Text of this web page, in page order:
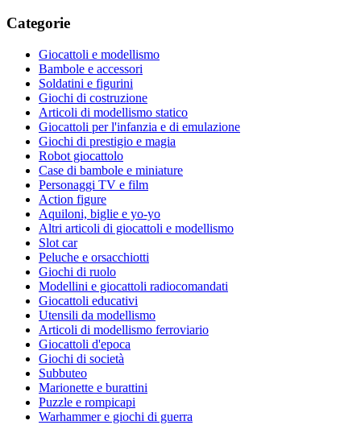
Categorie
Giocattoli e modellismo
Bambole e accessori
Soldatini e figurini
Giochi di costruzione
Articoli di modellismo statico
Giocattoli per l'infanzia e di emulazione
Giochi di prestigio e magia
Robot giocattolo
Case di bambole e miniature
Personaggi TV e film
Action figure
Aquiloni, biglie e yo-yo
Altri articoli di giocattoli e modellismo
Slot car
Peluche e orsacchiotti
Giochi di ruolo
Modellini e giocattoli radiocomandati
Giocattoli educativi
Utensili da modellismo
Articoli di modellismo ferroviario
Giocattoli d'epoca
Giochi di società
Subbuteo
Marionette e burattini
Puzzle e rompicapi
Warhammer e giochi di guerra